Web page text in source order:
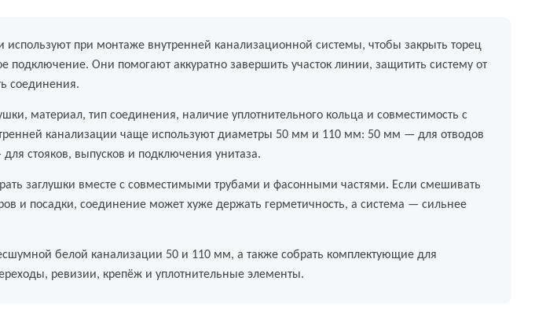
при монтаже внутренней канализационной системы, чтобы закрыть торец
подключение. Они помогают аккуратно завершить участок линии, защитить систему от
соединения.
материал, тип соединения, наличие уплотнительного кольца и совместимость с
канализации чаще используют диаметры 50 мм и 110 мм: 50 мм — для отводов
стояков, выпусков и подключения унитаза.
заглушки вместе с совместимыми трубами и фасонными частями. Если смешивать
и посадки, соединение может хуже держать герметичность, а система — сильнее
белой канализации 50 и 110 мм, а также собрать комплектующие для
ревизии, крепёж и уплотнительные элементы.